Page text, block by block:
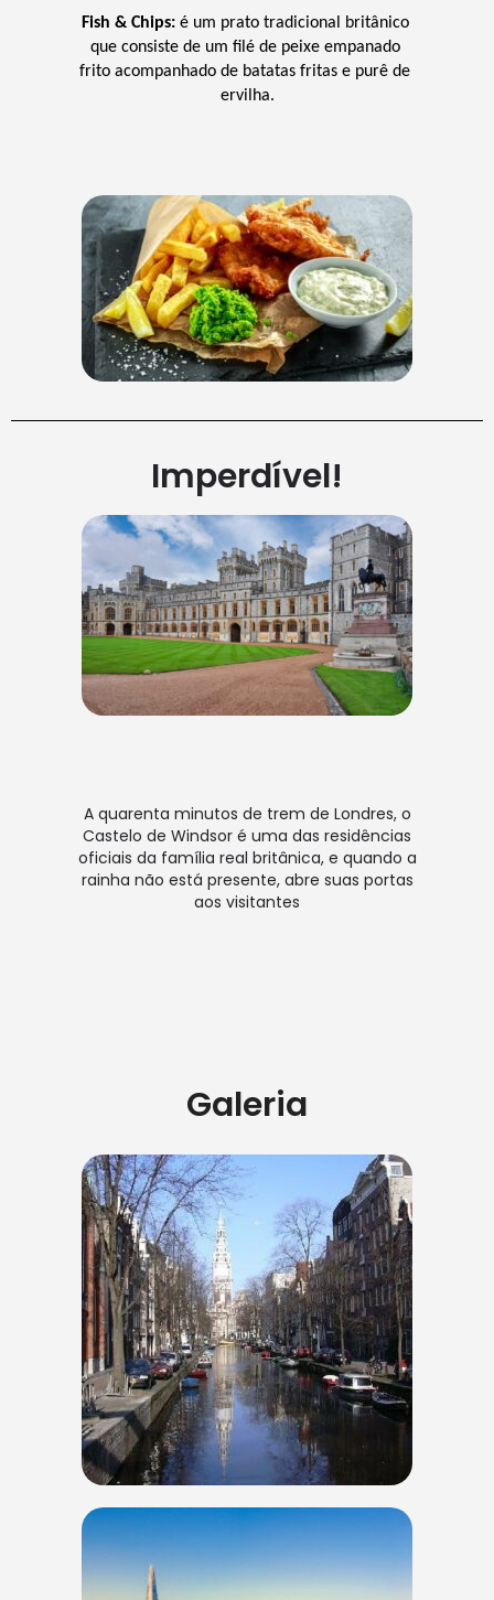
Fish & Chips: é um prato tradicional britânico
que consiste de um filé de peixe empanado
frito acompanhado de batatas fritas e purê de
ervilha.
Imperdível!
A quarenta minutos de trem de Londres, o
Castelo de Windsor é uma das residências
oficiais da família real britânica, e quando a
rainha não está presente, abre suas portas
aos visitantes
Galeria